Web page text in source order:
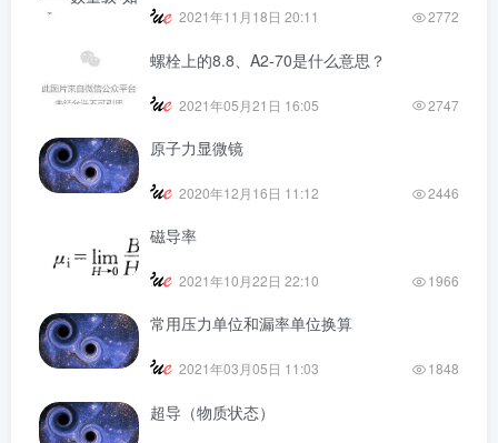
2021年11月18日 20:11 2772
螺栓上的8.8、A2-70是什么意思？
2021年05月21日 16:05 2747
原子力显微镜
2020年12月16日 11:12 2446
磁导率
2021年10月22日 22:10 1966
常用压力单位和漏率单位换算
2021年03月05日 11:03 1848
超导（物质状态）